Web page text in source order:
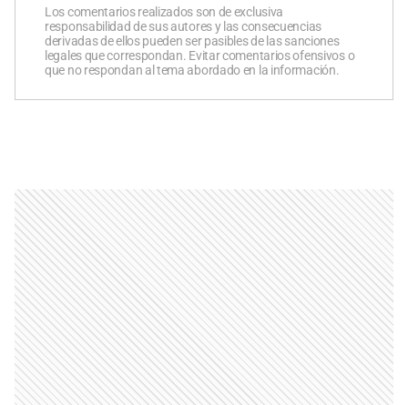
Los comentarios realizados son de exclusiva
responsabilidad de sus autores y las consecuencias
derivadas de ellos pueden ser pasibles de las sanciones
legales que correspondan. Evitar comentarios ofensivos o
que no respondan al tema abordado en la información.